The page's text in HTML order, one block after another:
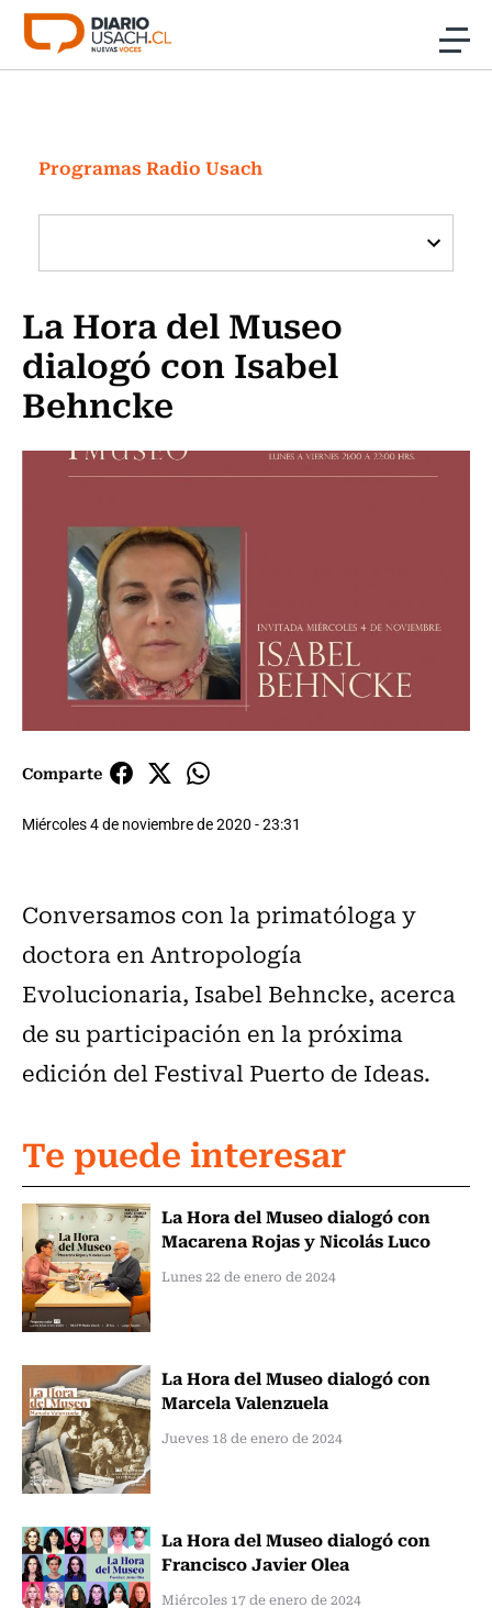
Click acá para ir directamente al contenido
Investigación
Cultura
Programas Radio y TV Usach
Programas Radio Usach
La Hora del Museo
dialogó con Isabel
Behncke
Comparte
Miércoles 4 de noviembre de 2020 - 23:31
Conversamos con la primatóloga y
doctora en Antropología
Evolucionaria, Isabel Behncke, acerca
de su participación en la próxima
edición del Festival Puerto de Ideas.
Te puede interesar
La Hora del Museo dialogó con
Macarena Rojas y Nicolás Luco
Lunes 22 de enero de 2024
La Hora del Museo dialogó con
Marcela Valenzuela
Jueves 18 de enero de 2024
La Hora del Museo dialogó con
Francisco Javier Olea
Miércoles 17 de enero de 2024